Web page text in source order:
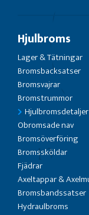
Hjulbroms
Lager & Tätningar
Bromsbacksatser
Bromsvajrar
Bromstrummor
Hjulbromsdetaljer
Obromsade nav
Bromsöverföring
Bromssköldar
Fjädrar
Axeltappar &
Bromsbandssatser
Hydraulbroms